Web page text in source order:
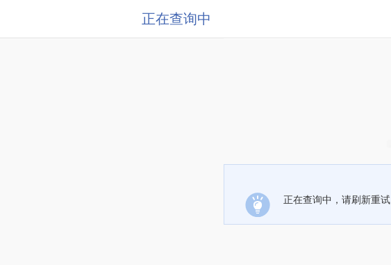
正在查询中
正在查询中，请刷新重试